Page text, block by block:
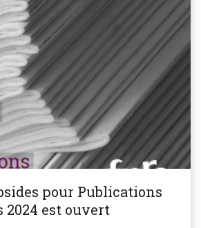
pour Publications
est ouvert